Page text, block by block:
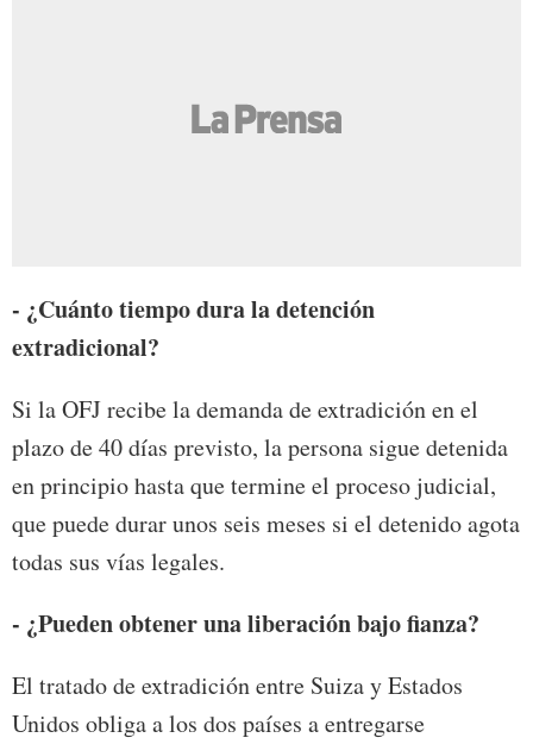
- ¿Cuánto tiempo dura la detención
extradicional?
Si la OFJ recibe la demanda de extradición en el
plazo de 40 días previsto, la persona sigue detenida
en principio hasta que termine el proceso judicial,
que puede durar unos seis meses si el detenido agota
todas sus vías legales.
- ¿Pueden obtener una liberación bajo fianza?
El tratado de extradición entre Suiza y Estados
Unidos obliga a los dos países a entregarse